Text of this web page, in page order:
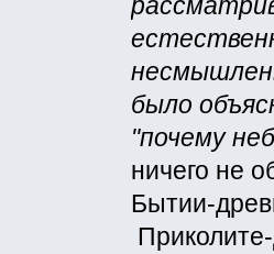
было
"почему
ничего не
Бытии-